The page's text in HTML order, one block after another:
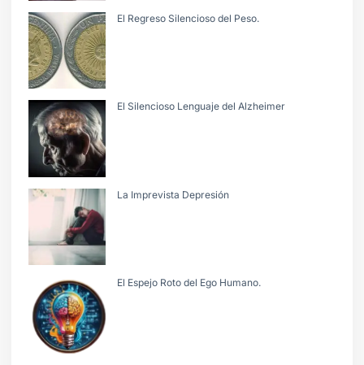
El Regreso Silencioso del Peso.
El Silencioso Lenguaje del Alzheimer
La Imprevista Depresión
El Espejo Roto del Ego Humano.